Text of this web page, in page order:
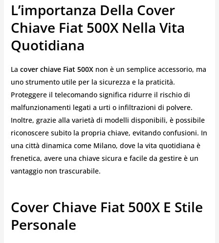
L’importanza Della Cover
Chiave Fiat 500X Nella Vita
Quotidiana
La cover chiave Fiat 500Xnon è un semplice accessorio, ma
uno strumento utile per la sicurezza e la praticità.
Proteggere il telecomando significa ridurre il rischio di
malfunzionamenti legati a urti o infiltrazioni di polvere.
Inoltre, grazie alla varietà di modelli disponibili, è possibile
riconoscere subito la propria chiave, evitando confusioni. In
una città dinamica come Milano, dove la vita quotidiana è
frenetica, avere una chiave sicura e facile da gestire è un
vantaggio non trascurabile.
Cover Chiave Fiat 500X E Stile
Personale